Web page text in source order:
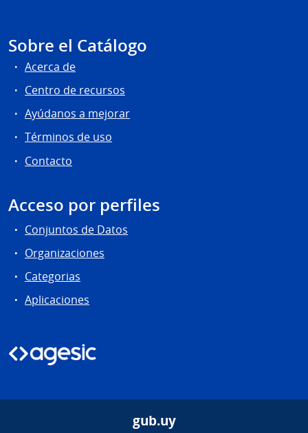
Sobre el Catálogo
Acerca de
Centro de recursos
Ayúdanos a mejorar
Términos de uso
Contacto
Acceso por perfiles
Conjuntos de Datos
Organizaciones
Categorias
Aplicaciones
gub.uy